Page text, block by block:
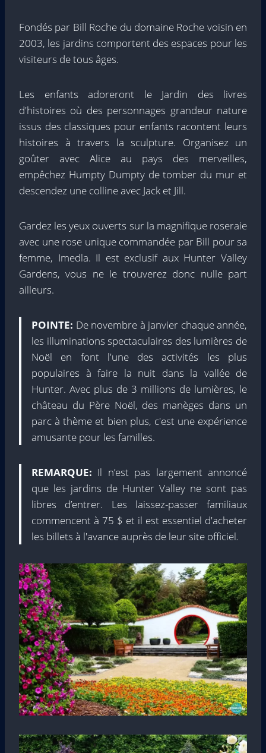
Fondés par Bill Roche du domaine Roche voisin en
2003, les jardins comportent des espaces pour les
visiteurs de tous âges.
Les enfants adoreront le Jardin des livres
d'histoires où des personnages grandeur nature
issus des classiques pour enfants racontent leurs
histoires à travers la sculpture. Organisez un
goûter avec Alice au pays des merveilles,
empêchez Humpty Dumpty de tomber du mur et
descendez une colline avec Jack et Jill.
Gardez les yeux ouverts sur la magnifique roseraie
avec une rose unique commandée par Bill pour sa
femme, Imedla. Il est exclusif aux Hunter Valley
Gardens, vous ne le trouverez donc nulle part
ailleurs.
POINTE: De novembre à janvier chaque année,
les illuminations spectaculaires des lumières de
Noël en font l'une des activités les plus
populaires à faire la nuit dans la vallée de
Hunter. Avec plus de 3 millions de lumières, le
château du Père Noël, des manèges dans un
parc à thème et bien plus, c'est une expérience
amusante pour les familles.
REMARQUE: Il n’est pas largement annoncé
que les jardins de Hunter Valley ne sont pas
libres d’entrer. Les laissez-passer familiaux
commencent à 75 $ et il est essentiel d'acheter
les billets à l'avance auprès de leursite officiel.